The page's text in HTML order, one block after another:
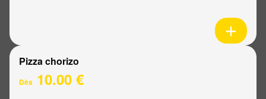
Pizza chorizo
Dès 10.00 €